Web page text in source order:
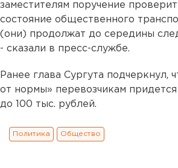
заместителям поручение
состояние общественного
(они) продолжат до середины
- сказали в пресс-службе.
Ранее глава Сургута подчеркнул,
от нормы» перевозчикам
до 100 тыс. рублей.
Политика Общество